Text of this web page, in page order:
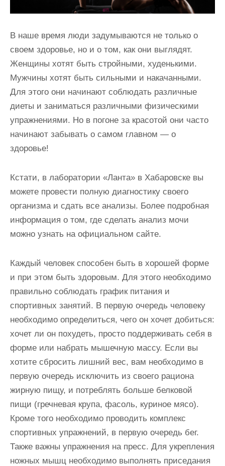
В наше время люди задумываются не только о
своем здоровье, но и о том, как они выглядят.
Женщины хотят быть стройными, худенькими.
Мужчины хотят быть сильными и накачанными.
Для этого они начинают соблюдать различные
диеты и заниматься различными физическими
упражнениями. Но в погоне за красотой они часто
начинают забывать о самом главном — о
здоровье!
Кстати, в лаборатории «Ланта» в Хабаровске вы
можете провести полную диагностику своего
организма и сдать все анализы. Более подробная
информация о том, где сделать анализ мочи
можно узнать на официальном сайте.
Каждый человек способен быть в хорошей форме
и при этом быть здоровым. Для этого необходимо
правильно соблюдать график питания и
спортивных занятий. В первую очередь человеку
необходимо определиться, чего он хочет добиться:
хочет ли он похудеть, просто поддерживать себя в
форме или набрать мышечную массу. Если вы
хотите сбросить лишний вес, вам необходимо в
первую очередь исключить из своего рациона
жирную пищу, и потреблять больше белковой
пищи (гречневая крупа, фасоль, куриное мясо).
Кроме того необходимо проводить комплекс
спортивных упражнений, в первую очередь бег.
Также важны упражнения на пресс. Для укрепления
ножных мышц необходимо выполнять приседания